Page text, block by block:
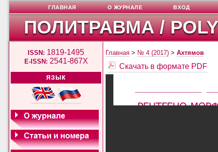
ПОЛИТРАВМА /
ISSN: 1819-1495
E-ISSN: 2541-867X
ЯЗЫК
ГЛАВНАЯ О ЖУРНАЛЕ ВХОД
Главная > № 4 (2017) >Ахтямов
Скачать в формате PDF